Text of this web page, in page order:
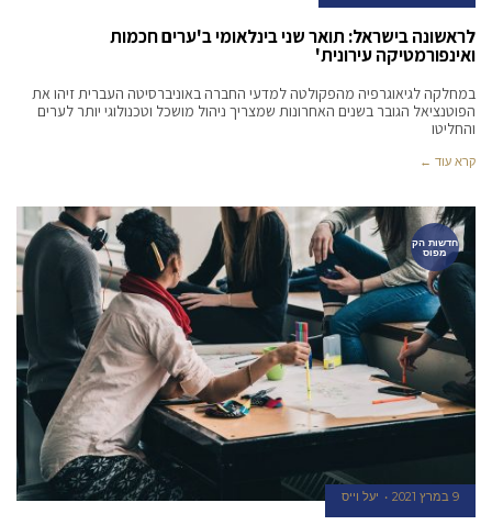
לראשונה בישראל: תואר שני בינלאומי ב'ערים חכמות
ואינפורמטיקה עירונית'
במחלקה לגיאוגרפיה מהפקולטה למדעי החברה באוניברסיטה העברית זיהו את
הפוטנציאל הגובר בשנים האחרונות שמצריך ניהול מושכל וטכנולוגי יותר לערים
והחליטו
קרא עוד ←
חדשות הק
מפוס
9 במרץ 2021 יעל וייס